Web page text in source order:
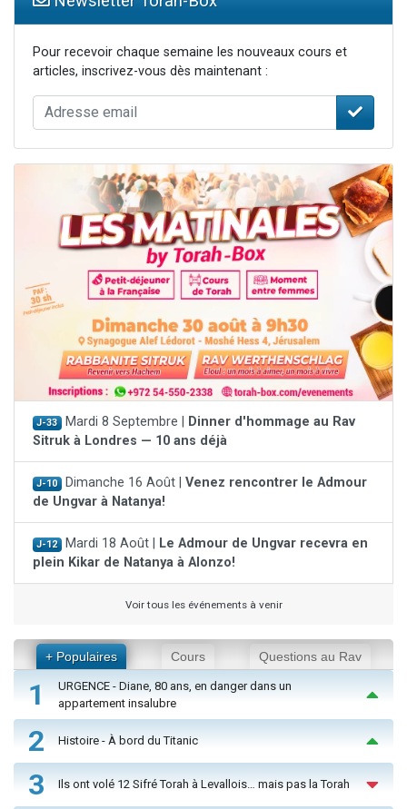
Pour recevoir chaque semaine les nouveaux cours et
articles, inscrivez-vous dès maintenant :
J-33 Mardi 8 Septembre |
Dinner d'hommage au Rav
Sitruk à Londres — 10 ans déjà
J-10 Dimanche 16 Août | Venez rencontrer le Admour
de Ungvar à Natanya!
J-12 Mardi 18 Août |
Le Admour de Ungvar recevra en
plein Kikar de Natanya à Alonzo!
Voir tous les événements à venir
+ Populaires Cours Questions au Rav
1
URGENCE - Diane, 80 ans, en danger dans un
appartement insalubre
2 Histoire - À bord du Titanic
3 Ils ont volé 12 Sifré Torah à Levallois… mais pas la Torah